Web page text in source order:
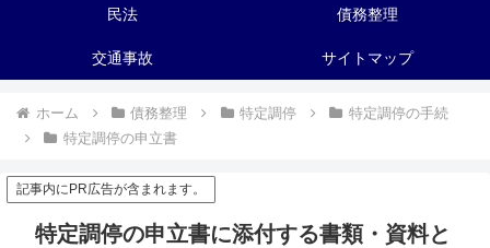
民法 債務整理
交通事故 サイトマップ
ホーム 債務整理 特定調停
特定調停の手続
特定調停の申立書
記事内にPR広告が含まれます。
特定調停の申立書に添付する書類・資料と